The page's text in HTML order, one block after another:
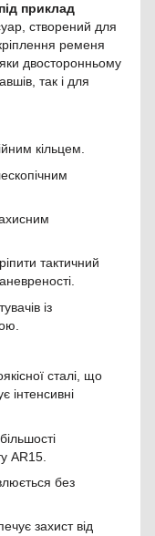
приклад
створений для
ременя
двосторонньому
так і для
кільцем.
тактичний
із
сталі, що
інтенсивні
AR15.
без
захист від